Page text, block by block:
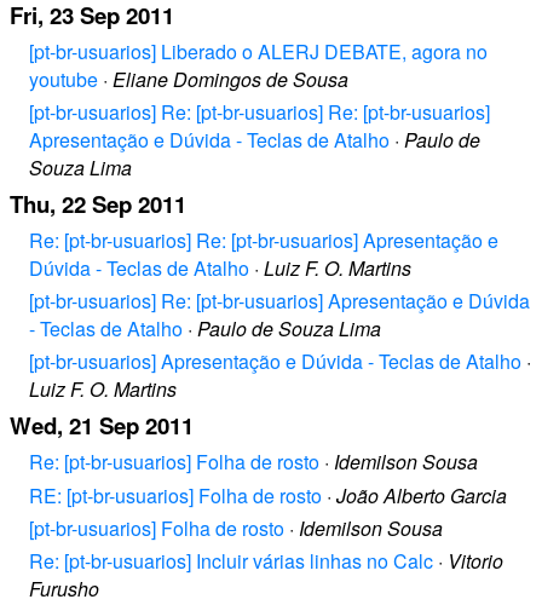
Fri, 23 Sep 2011
[pt-br-usuarios] Liberado o ALERJ DEBATE, agora no
youtube · Eliane Domingos de Sousa
[pt-br-usuarios] Re: [pt-br-usuarios] Re: [pt-br-usuarios]
Apresentação e Dúvida - Teclas de Atalho · Paulo de
Souza Lima
Thu, 22 Sep 2011
Re: [pt-br-usuarios] Re: [pt-br-usuarios] Apresentação e
Dúvida - Teclas de Atalho · Luiz F. O. Martins
[pt-br-usuarios] Re: [pt-br-usuarios] Apresentação e Dúvida
- Teclas de Atalho · Paulo de Souza Lima
[pt-br-usuarios] Apresentação e Dúvida - Teclas de Atalho ·
Luiz F. O. Martins
Wed, 21 Sep 2011
Re: [pt-br-usuarios] Folha de rosto · Idemilson Sousa
RE: [pt-br-usuarios] Folha de rosto · João Alberto Garcia
[pt-br-usuarios] Folha de rosto · Idemilson Sousa
Re: [pt-br-usuarios] Incluir várias linhas no Calc · Vitorio
Furusho